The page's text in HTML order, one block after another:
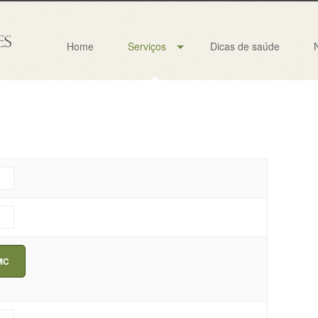
Home Serviços Dicas de saúde